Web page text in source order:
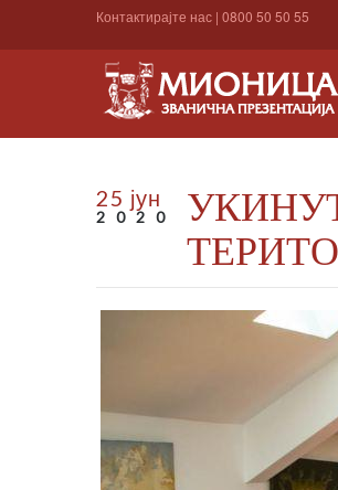
Контактирајте нас | 0800 50 50 55
25 јун
2020